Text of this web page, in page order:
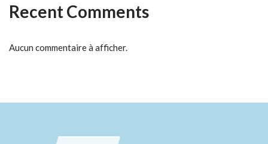
Recent Comments
Aucun commentaire à afficher.